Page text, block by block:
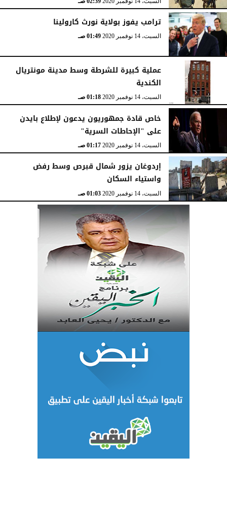
ترامب يفوز بولاية نورث كارولينا
السبت، 14 نوفمبر 2020 01:49 صـ
عملية كبيرة للشرطة وسط مدينة مونتريال
الكندية
السبت، 14 نوفمبر 2020 01:18 صـ
خاص قادة جمهوريون يدعون لإطلاع بايدن
على "الإحاطات السرية"
السبت، 14 نوفمبر 2020 01:17 صـ
إردوغان يزور شمال قبرص وسط رفض
واستياء السكان
السبت، 14 نوفمبر 2020 01:03 صـ